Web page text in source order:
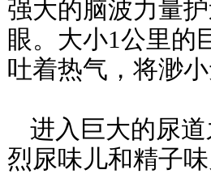
强大的脑波力量
眼。大小1公里的
吐着热气，将渺
进入巨大的尿
烈尿味儿和精子